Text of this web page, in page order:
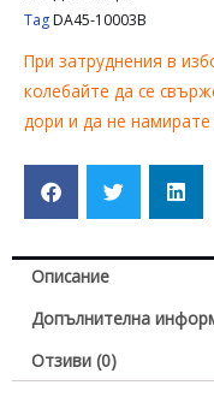
TagDA45-10003B
При затруднения в
колебайте да се
дори и да не
Описание
Допълнителна
Отзиви (0)